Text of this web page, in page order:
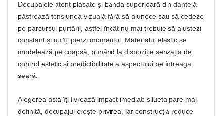
Decupajele atent plasate și banda superioară din dantelă
păstrează tensiunea vizuală fără să alunece sau să cedeze
pe parcursul purtării, astfel încât nu mai trebuie să ajustezi
constant și nu îți pierzi momentul. Materialul elastic se
modelează pe coapsă, punând la dispoziție senzația de
control estetic și predictibilitate a aspectului pe întreaga
seară.
Alegerea asta îți livrează impact imediat: silueta pare mai
definită, decupajul crește privirea, iar construcția reduce